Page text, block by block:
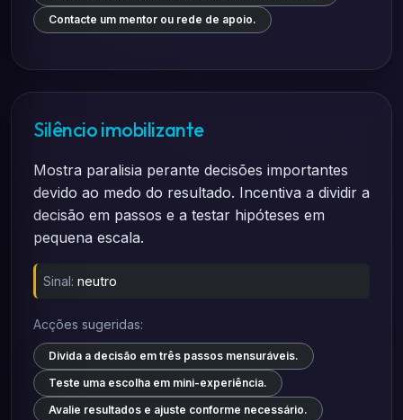
Contacte um mentor ou rede de apoio.
Silêncio imobilizante
Mostra paralisia perante decisões importantes
devido ao medo do resultado. Incentiva a dividir a
decisão em passos e a testar hipóteses em
pequena escala.
Sinal: neutro
Acções sugeridas:
Divida a decisão em três passos mensuráveis.
Teste uma escolha em mini-experiência.
Avalie resultados e ajuste conforme necessário.